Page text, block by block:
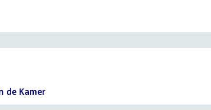
de Kamer